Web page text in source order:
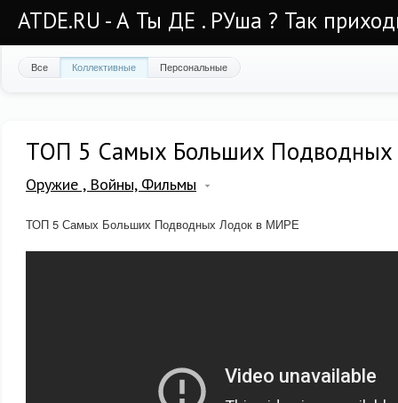
ATDE.RU - А Ты ДЕ . РУша ? Так
Все Коллективные Персональные
ТОП 5 Самых Больших
Оружие , Войны, Фильмы
ТОП 5 Самых Больших Подводных Лодок в МИРЕ